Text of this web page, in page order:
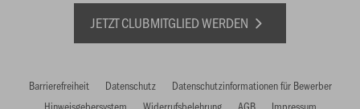
JETZT CLUBMITGLIED WERDEN
Barrierefreiheit Datenschutz
Datenschutzinformationen für Bewerber